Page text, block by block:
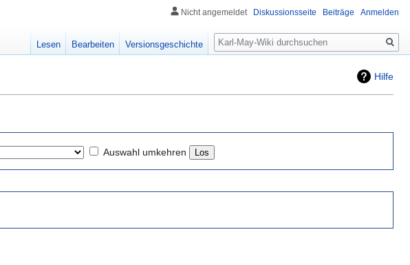
Hilfe
Auswahl umkehren
Nicht angemeldet Diskussionsseite Beiträge Anmelden
Lesen Bearbeiten Versionsgeschichte
Suche